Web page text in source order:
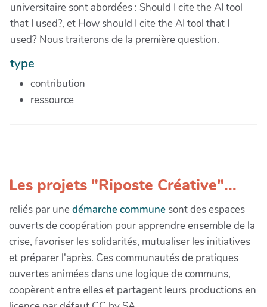
universitaire sont abordées : Should I cite the AI tool
that I used?, et How should I cite the AI tool that I
used? Nous traiterons de la première question.
type
contribution
ressource